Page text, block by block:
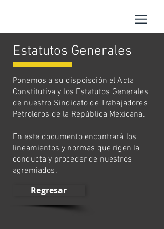
Estatutos Generales
Ponemos a su dispoisción el Acta
Constitutiva y los Estatutos Generales
de nuestro Sindicato de Trabajadores
Petroleros de la República Mexicana.
En este documento encontrará los
lineamientos y normas que rigen la
conducta y proceder de nuestros
agremiados.
Regresar